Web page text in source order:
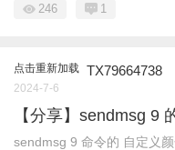
246 1
点击重新加载 TX79664738
2024-7-6
【分享】sendmsg 9
sendmsg 9 命令的 自定义